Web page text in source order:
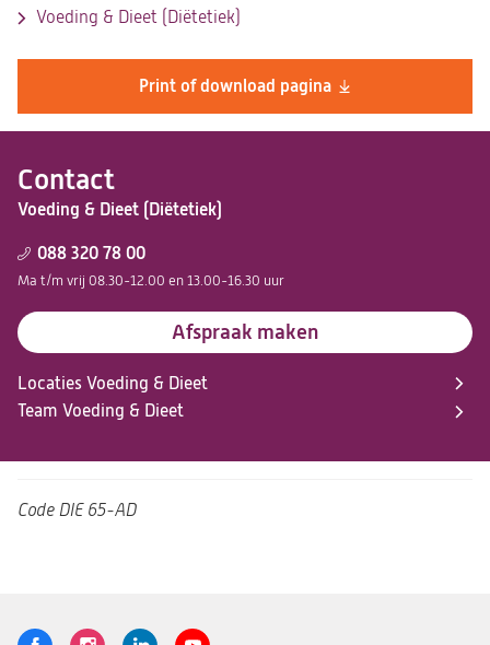
Contact
Voeding & Dieet (Diëtetiek)
088 320 78 00
Ma t/m vrij 08.30-12.00 en 13.00-16.30 uur
Afspraak maken
Locaties Voeding & Dieet
Team Voeding & Dieet
Print of download pagina
Voeding & Dieet (Diëtetiek)
Code DIE 65-AD